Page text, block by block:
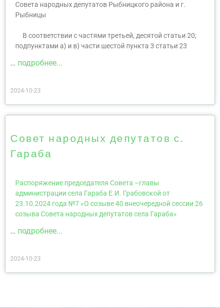
Совета народных депутатов Рыбницкого района и г.
Рыбницы
В соответствии с частями третьей, десятой статьи 20;
подпунктами а) и в) части шестой пункта 3 статьи 23
… подробнее...
2024-10-23
Совет народных депутатов с.
Гараба
Распоряжение председателя Совета –главы
администрации села Гараба Е.И. Грабовской от
23.10.2024 года №7 «О созыве 40 внеочередной сессии 26
созыва Совета народных депутатов села Гараба»
… подробнее...
2024-10-23